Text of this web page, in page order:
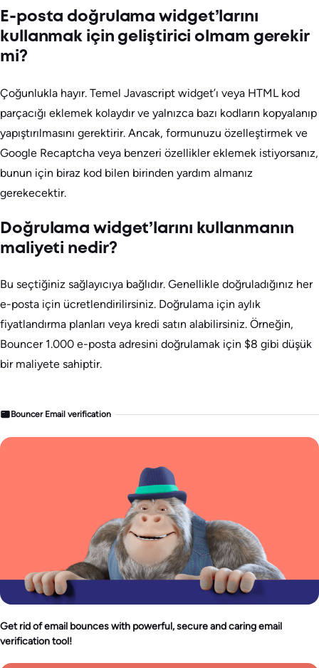
E-posta doğrulama widget’larını
kullanmak için geliştirici olmam gerekir
mi?
Çoğunlukla hayır. Temel Javascript widget’ı veya HTML kod
parçacığı eklemek kolaydır ve yalnızca bazı kodların kopyalanıp
yapıştırılmasını gerektirir. Ancak, formunuzu özelleştirmek ve
Google Recaptcha veya benzeri özellikler eklemek istiyorsanız,
bunun için biraz kod bilen birinden yardım almanız
gerekecektir.
Doğrulama widget’larını kullanmanın
maliyeti nedir?
Bu seçtiğiniz sağlayıcıya bağlıdır. Genellikle doğruladığınız her
e-posta için ücretlendirilirsiniz. Doğrulama için aylık
fiyatlandırma planları veya kredi satın alabilirsiniz. Örneğin,
Bouncer 1.000 e-posta adresini doğrulamak için $8 gibi düşük
bir maliyete sahiptir.
Bouncer Email verification
Get rid of email bounces with powerful, secure and caring email
verification tool!